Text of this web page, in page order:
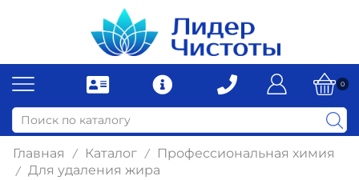
0
Главная / Каталог / Профессиональная химия
/ Для удаления жира